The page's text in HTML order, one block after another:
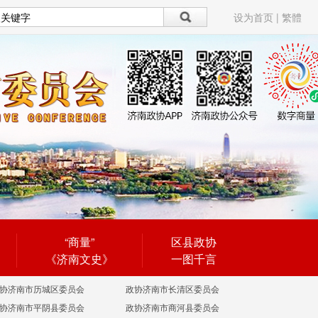
设为首页 | 繁體
“商量”
《济南文史》
区县政协
一图千言
济南市历城区委员会
政协济南市长清区委员会
济南市平阴县委员会
政协济南市商河县委员会